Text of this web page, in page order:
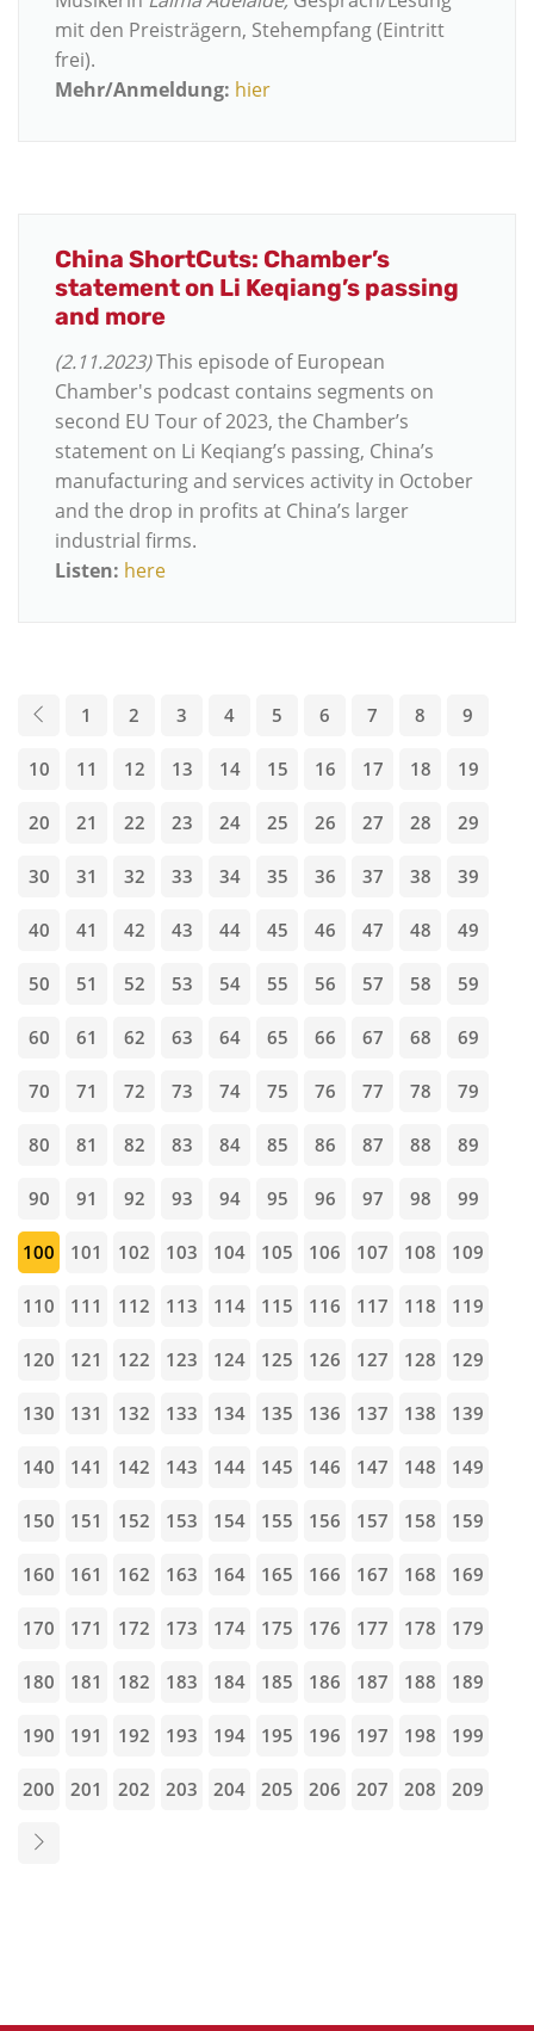
mit den Preisträgern, Stehempfang (Eintritt
frei).
Mehr/Anmeldung: hier
China ShortCuts: Chamber’s
statement on Li Keqiang’s passing
and more
(2.11.2023)This episode of European
Chamber's podcast contains segments on
second EU Tour of 2023, the Chamber’s
statement on Li Keqiang’s passing, China’s
manufacturing and services activity in October
and the drop in profits at China’s larger
industrial firms.
Listen: here
1 2 3 4 5 6 7 8 9
10 11 12 13 14 15 16 17 18 19
20 21 22 23 24 25 26 27 28 29
30 31 32 33 34 35 36 37 38 39
40 41 42 43 44 45 46 47 48 49
50 51 52 53 54 55 56 57 58 59
60 61 62 63 64 65 66 67 68 69
70 71 72 73 74 75 76 77 78 79
80 81 82 83 84 85 86 87 88 89
90 91 92 93 94 95 96 97 98 99
100 101 102 103 104 105 106 107 108 109
110 111 112 113 114 115 116 117 118 119
120 121 122 123 124 125 126 127 128 129
130 131 132 133 134 135 136 137 138 139
140 141 142 143 144 145 146 147 148 149
150 151 152 153 154 155 156 157 158 159
160 161 162 163 164 165 166 167 168 169
170 171 172 173 174 175 176 177 178 179
180 181 182 183 184 185 186 187 188 189
190 191 192 193 194 195 196 197 198 199
200 201 202 203 204 205 206 207 208 209